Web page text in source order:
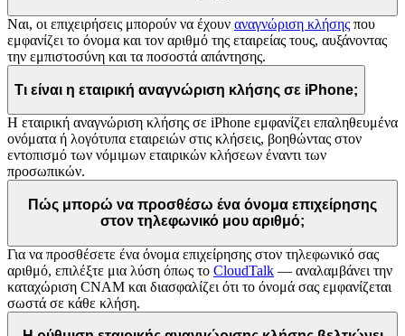
Ναι, οι επιχειρήσεις μπορούν να έχουν αναγνώριση κλήσης που
εμφανίζει το όνομα και τον αριθμό της εταιρείας τους, αυξάνοντας
την εμπιστοσύνη και τα ποσοστά απάντησης.
Τι είναι η εταιρική αναγνώριση κλήσης σε iPhone;
Η εταιρική αναγνώριση κλήσης σε iPhone εμφανίζει επαληθευμένα
ονόματα ή λογότυπα εταιρειών στις κλήσεις, βοηθώντας στον
εντοπισμό των νόμιμων εταιρικών κλήσεων έναντι των
προσωπικών.
Πώς μπορώ να προσθέσω ένα όνομα επιχείρησης
στον τηλεφωνικό μου αριθμό;
Για να προσθέσετε ένα όνομα επιχείρησης στον τηλεφωνικό σας
αριθμό, επιλέξτε μια λύση όπως το CloudTalk — αναλαμβάνει την
καταχώριση CNAM και διασφαλίζει ότι το όνομά σας εμφανίζεται
σωστά σε κάθε κλήση.